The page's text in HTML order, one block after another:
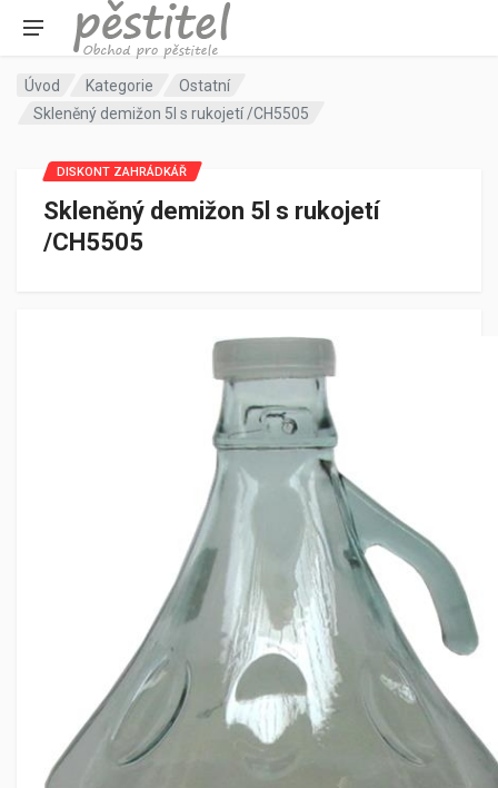
Úvod Kategorie
Ostatní
Skleněný demižon 5l s rukojetí /CH5505
Skleněný demižon 5l s rukojetí
/CH5505
DISKONT ZAHRÁDKÁŘ